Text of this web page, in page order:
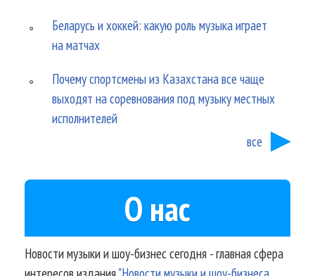
Беларусь и хоккей: какую роль музыка играет
на матчах
Почему спортсмены из Казахстана все чаще
выходят на соревнования под музыку местных
исполнителей
все
О нас
Новости музыки и шоу-бизнес сегодня - главная сфера
интересов издания"Новости музыки и шоу-бизнеса